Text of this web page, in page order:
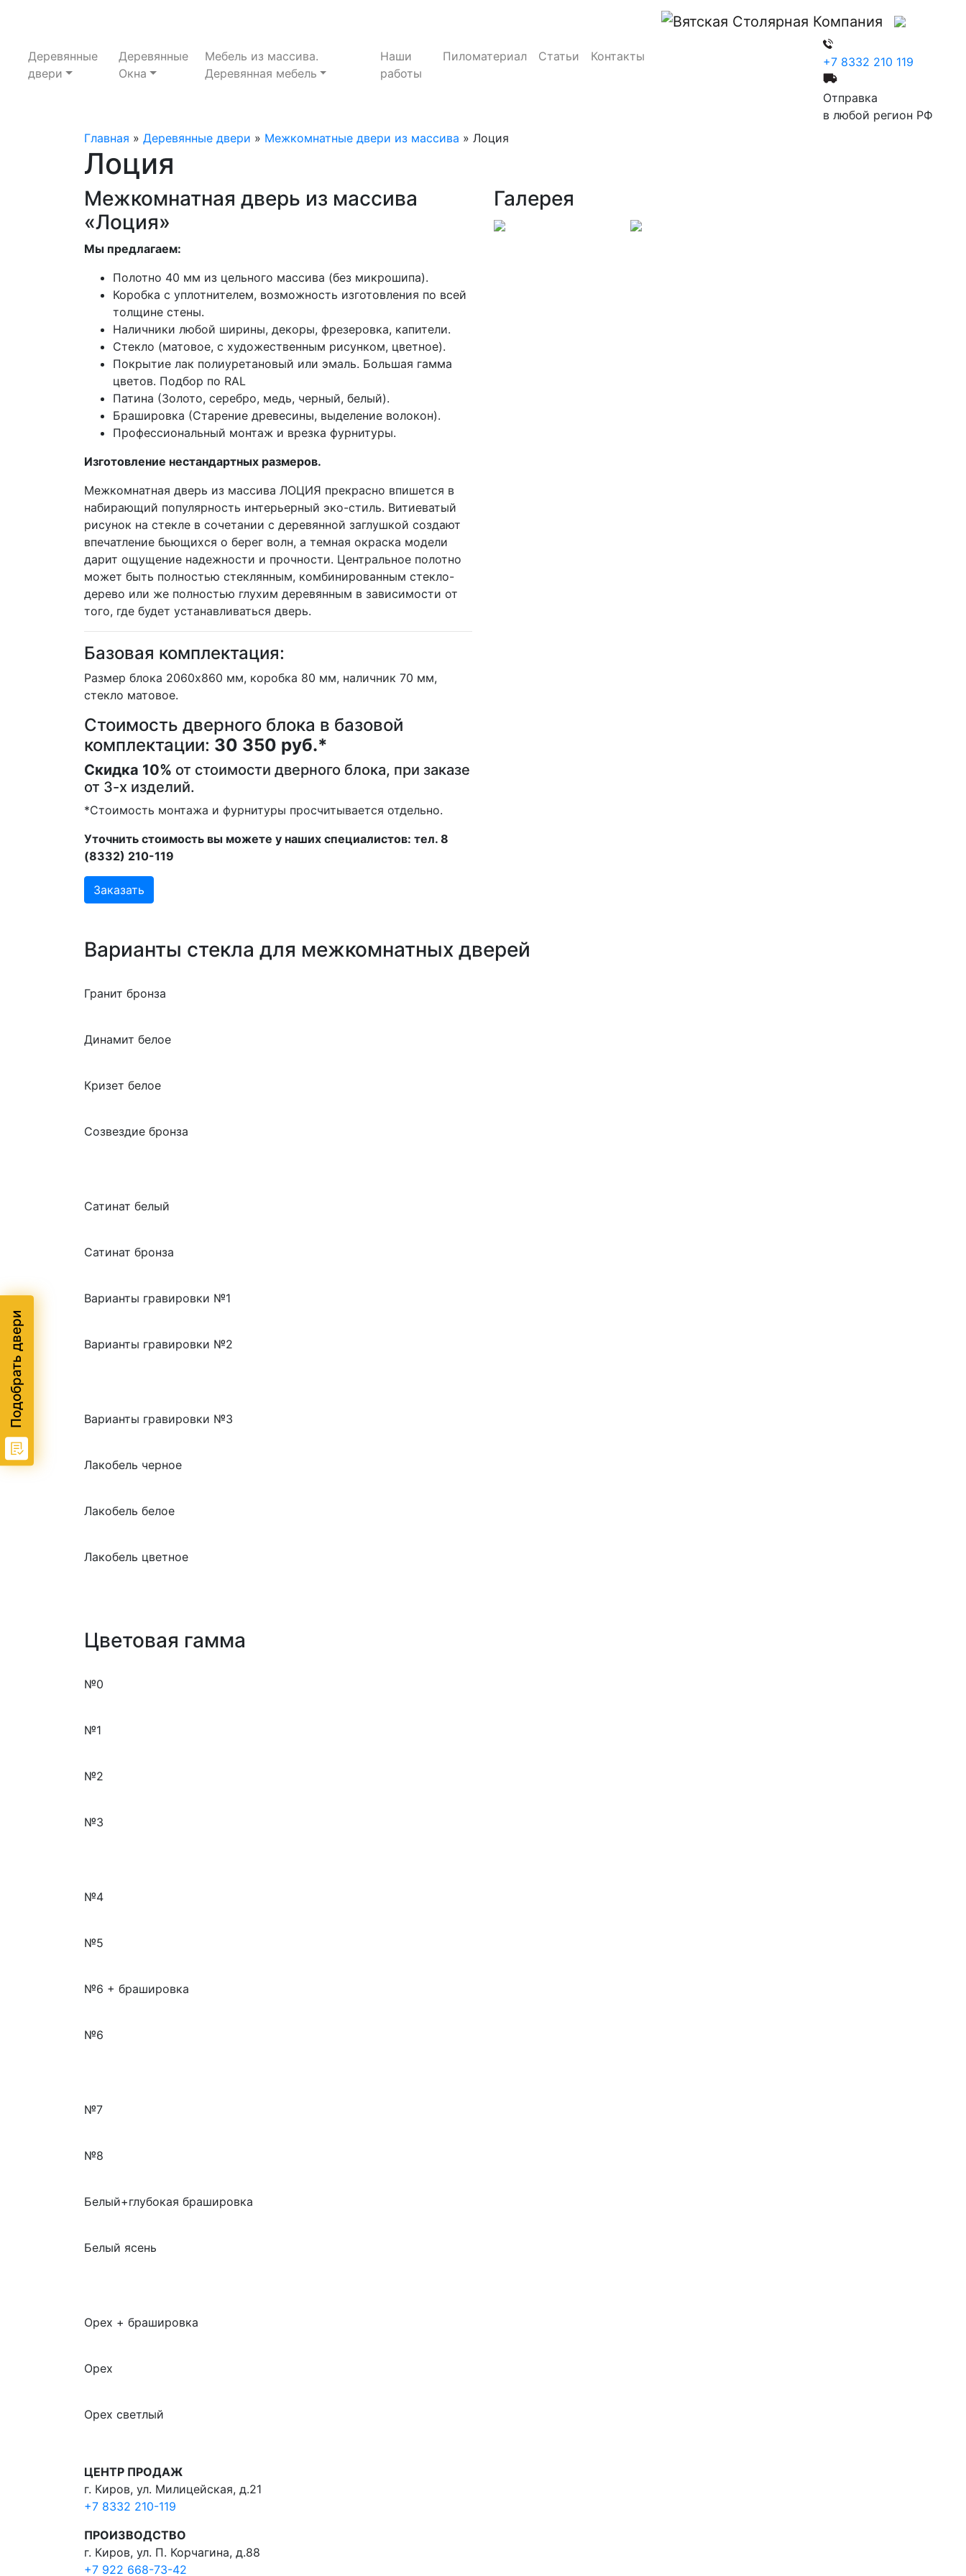
Деревянные
двери
Деревянные
Окна
Мебель из массива.
Деревянная мебель
Наши
работы
Пиломатериал Статьи Контакты +7 8332 210 119
Отправка
в любой регион РФ
Главная » Деревянные двери » Межкомнатные двери из массива » Лоция
Лоция
Межкомнатная дверь из массива
«Лоция»
Мы предлагаем:
Полотно 40 мм из цельного массива (без микрошипа).
Коробка с уплотнителем, возможность изготовления по всей
толщине стены.
Наличники любой ширины, декоры, фрезеровка, капители.
Стекло (матовое, с художественным рисунком, цветное).
Покрытие лак полиуретановый или эмаль. Большая гамма
цветов. Подбор по RAL
Патина (Золото, серебро, медь, черный, белый).
Брашировка (Старение древесины, выделение волокон).
Профессиональный монтаж и врезка фурнитуры.
Изготовление нестандартных размеров.
Межкомнатная дверь из массива ЛОЦИЯ прекрасно впишется в
набирающий популярность интерьерный эко-стиль. Витиеватый
рисунок на стекле в сочетании с деревянной заглушкой создают
впечатление бьющихся о берег волн, а темная окраска модели
дарит ощущение надежности и прочности. Центральное полотно
может быть полностью стеклянным, комбинированным стекло-
дерево или же полностью глухим деревянным в зависимости от
того, где будет устанавливаться дверь.
Базовая комплектация:
Размер блока 2060х860 мм, коробка 80 мм, наличник 70 мм,
стекло матовое.
Стоимость дверного блока в базовой
комплектации: 30 350 руб.*
Скидка 10% от стоимости дверного блока, при заказе
от 3-х изделий.
*Стоимость монтажа и фурнитуры просчитывается отдельно.
Уточнить стоимость вы можете у наших специалистов: тел. 8
(8332) 210-119
Заказать
Галерея
Варианты стекла для межкомнатных дверей
Гранит бронза
Динамит белое
Кризет белое
Созвездие бронза
Сатинат белый
Сатинат бронза
Варианты гравировки №1
Варианты гравировки №2
Варианты гравировки №3
Лакобель черное
Лакобель белое
Лакобель цветное
Цветовая гамма
№0
№1
№2
№3
№4
№5
№6 + брашировка
№6
№7
№8
Белый+глубокая брашировка
Белый ясень
Орех + брашировка
Орех
Орех светлый
ЦЕНТР ПРОДАЖ
г. Киров, ул. Милицейская, д.21
+7 8332 210-119
ПРОИЗВОДСТВО
г. Киров, ул. П. Корчагина, д.88
+7 922 668-73-42
Подобрать двери